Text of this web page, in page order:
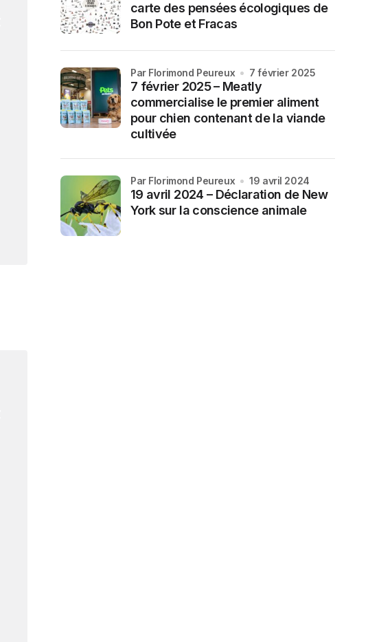
carte des pensées écologiques de
Bon Pote et Fracas
7 février 2025 – Meatly
commercialise le premier aliment
pour chien contenant de la viande
cultivée
par Florimond Peureux 7 février 2025
19 avril 2024 – Déclaration de New
York sur la conscience animale
par Florimond Peureux 19 avril 2024